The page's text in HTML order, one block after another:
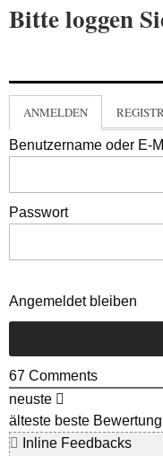
Bitte loggen
ANMELDEN
Benutzername oder E-
Passwort
Angemeldet bleiben
67 Comments
neuste
älteste beste Bewertung
Inline Feedbacks